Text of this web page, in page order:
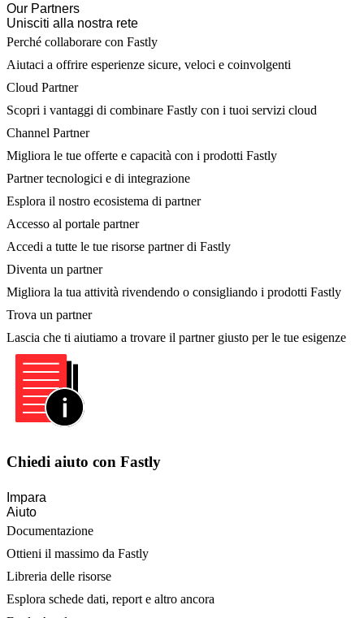
Our Partners
Unisciti alla nostra rete
Perché collaborare con Fastly
Aiutaci a offrire esperienze sicure, veloci e coinvolgenti
Cloud Partner
Scopri i vantaggi di combinare Fastly con i tuoi servizi cloud
Channel Partner
Migliora le tue offerte e capacità con i prodotti Fastly
Partner tecnologici e di integrazione
Esplora il nostro ecosistema di partner
Accesso al portale partner
Accedi a tutte le tue risorse partner di Fastly
Diventa un partner
Migliora la tua attività rivendendo o consigliando i prodotti Fastly
Trova un partner
Lascia che ti aiutiamo a trovare il partner giusto per le tue esigenze
Chiedi aiuto con Fastly
Impara
Aiuto
Documentazione
Ottieni il massimo da Fastly
Libreria delle risorse
Esplora schede dati, report e altro ancora